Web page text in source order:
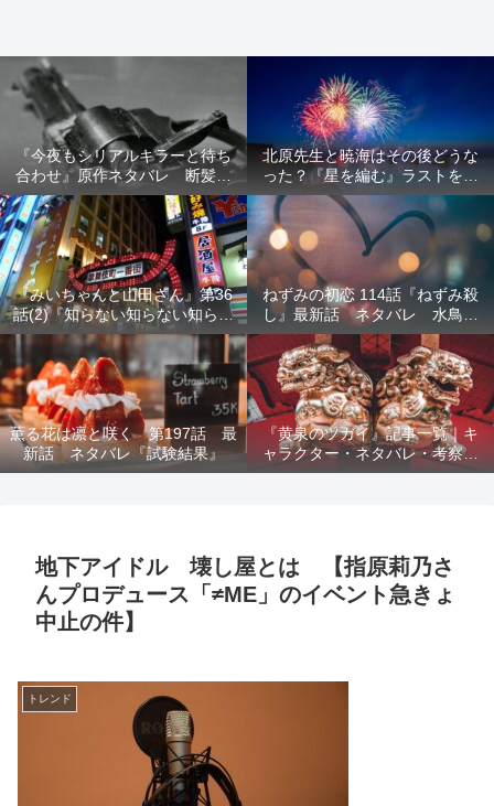
『今夜もシリアルキラーと待ち
合わせ』原作ネタバレ 断髪オ
ブジェ殺人事件 犯人の正体や
結末を解説
北原先生と暁海はその後どうな
った？『星を編む』ラストをネ
タバレ解説
『みいちゃんと山田さん』第36
話(2)『知らない知らない知らな
い』最新話 ネタバレ 犯人確
定 次回最終回
ねずみの初恋 114話『ねずみ殺
し』最新話 ネタバレ 水鳥死
亡 鯆を殺すか
薫る花は凛と咲く 第197話 最
新話 ネタバレ『試験結果』
『黄泉のツガイ』記事一覧｜キ
ャラクター・ネタバレ・考察・
死亡キャラまとめ【完全ガイ
地下アイドル 壊し屋とは 【指原莉乃さ
んプロデュース「≠ME」のイベント急きょ
中止の件】
トレンド